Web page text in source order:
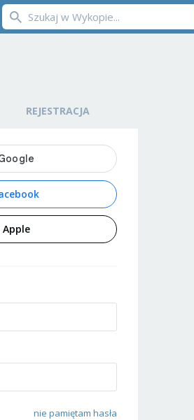
REJESTRACJA
nie pamiętam hasła